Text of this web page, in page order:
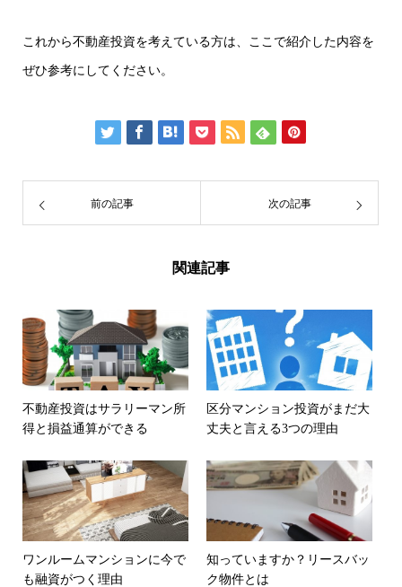
これから不動産投資を考えている方は、ここで紹介した内容を
ぜひ参考にしてください。
前の記事 次の記事
関連記事
不動産投資はサラリーマン所
得と損益通算ができる
区分マンション投資がまだ大
丈夫と言える3つの理由
ワンルームマンションに今で
も融資がつく理由
知っていますか？リースバッ
ク物件とは